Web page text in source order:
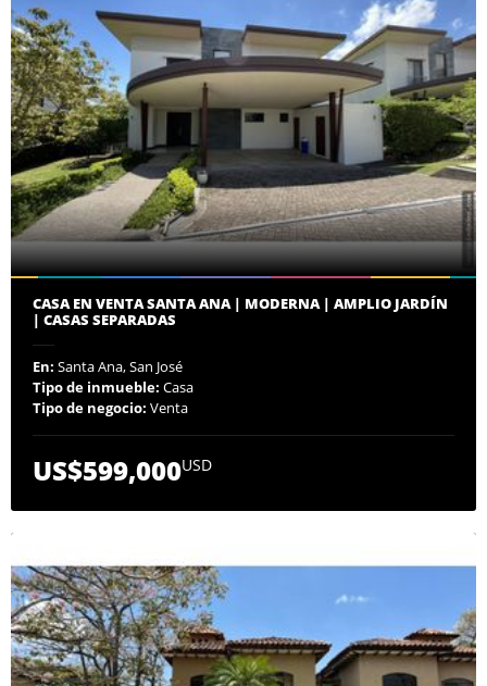
CASA EN VENTA SANTA ANA | MODERNA | AMPLIO JARDÍN
| CASAS SEPARADAS
En: Santa Ana, San José
Tipo de inmueble: Casa
Tipo de negocio: Venta
US$599,000USD